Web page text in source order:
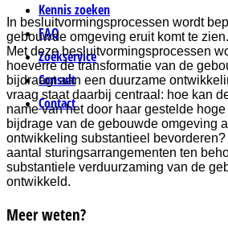
Kennis zoeken
FAQ
Zoekservice
Consult
Contact
In besluitvormingsprocessen wordt
gebouwde omgeving eruit komt te zien.
Met deze besluitvormingsprocessen
hoeverre de transformatie van de
bijdraagt aan een duurzame
vraag staat daarbij centraal: hoe kan
name van het door haar gestelde
bijdrage van de gebouwde omgeving
ontwikkeling substantieel
aantal sturingsarrangementen ten
substantiele verduurzaming van de
ontwikkeld.
Meer weten?